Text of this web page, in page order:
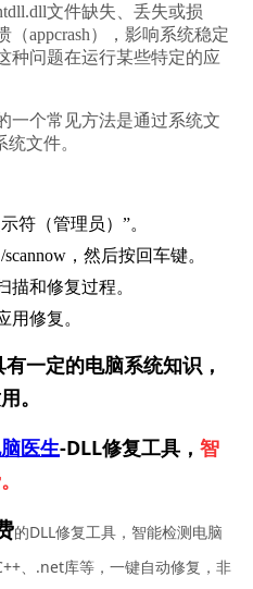
文件缺失、丢失或损
appcrash），影响系统稳定
种问题在运行某些特定的应
一个常见方法是通过系统文
文件。
符（管理员）”。
scannow，然后按回车键。
描和修复过程。
用修复。
一定的电脑系统知识，
。
医生-DLL修复工具， 智
的DLL修复工具，智能检测电脑
、.net库等，一键自动修复，非